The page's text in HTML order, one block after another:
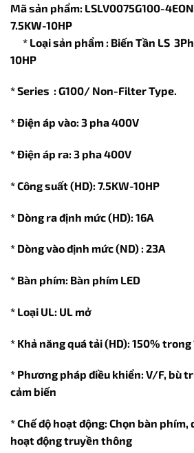
Mã sản phẩm: LSLV0075G100-
7.5KW-10HP
* Loại sản phẩm : Biến Tần LS
10HP
* Series : G100/ Non-Filter Type.
* Điện áp vào: 3 pha 400V
* Điện áp ra: 3 pha 400V
* Công suất (HD): 7.5KW-10HP
* Dòng ra định mức (HD): 16A
* Dòng vào định mức (ND) : 23A
* Bàn phím: Bàn phím LED
* Loại UL: UL mở
* Khả năng quá tải (HD): 150% trong
* Phương pháp điều khiển: V/F, bù
cảm biến
* Chế độ hoạt động: Chọn bàn phím,
hoạt động truyền thông